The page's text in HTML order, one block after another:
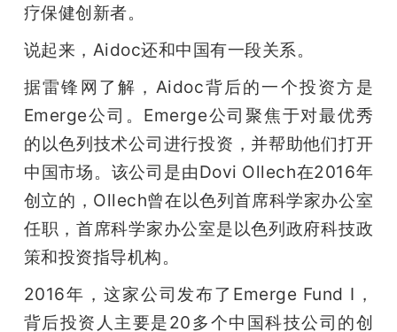
疗保健创新者。
说起来，Aidoc还和中国有一段关系。
据雷锋网了解，Aidoc背后的一个投资方是
Emerge公司。Emerge公司聚焦于对最优秀
的以色列技术公司进行投资，并帮助他们打开
中国市场。该公司是由Dovi Ollech在2016年
创立的，Ollech曾在以色列首席科学家办公室
任职，首席科学家办公室是以色列政府科技政
策和投资指导机构。
2016年，这家公司发布了Emerge Fund I，
背后投资人主要是20多个中国科技公司的创